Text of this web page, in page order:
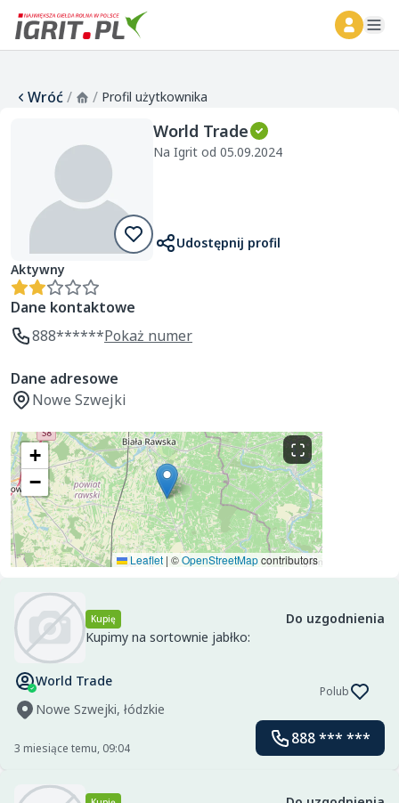
Wróć/ / Profil użytkownika
World Trade
Na Igrit od 05.09.2024
Udostępnij profil
Aktywny
Dane kontaktowe
888******Pokaż numer
Dane adresowe
Nowe Szwejki
+
−
Leaflet | ©OpenStreetMapcontributors
Kupię
Do uzgodnienia
Kupimy na sortownie jabłko:
World Trade
Nowe Szwejki, łódzkie
Polub
3 miesiące temu, 09:04
888 *** ***